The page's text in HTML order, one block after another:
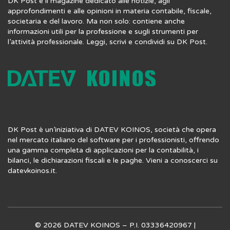
approfondimenti e alle opinioni in materia contabile, fiscale,
societaria e del lavoro. Ma non solo: contiene anche
informazioni utili per la professione e sugli strumenti per
l’attività professionale. Leggi, scrivi e condividi su DK Post.
DK Post è un’iniziativa di DATEV KOINOS, società che opera
nel mercato italiano del software per i professionisti, offrendo
una gamma completa di applicazioni per la contabilità, i
bilanci, le dichiarazioni fiscali e le paghe. Vieni a conoscerci su
datevkoinos.it.
© 2026 DATEV KOINOS – P.I. 03336420967 |